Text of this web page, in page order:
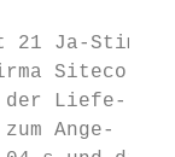
mit 21 Ja-
Firma
mit der
zum